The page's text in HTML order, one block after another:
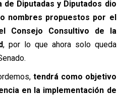
de Diputadas y Diputados dio
nombres propuestos por el
Consejo Consultivo de la
, por lo que ahora solo queda
tendrá como objetivo
en la implementación de